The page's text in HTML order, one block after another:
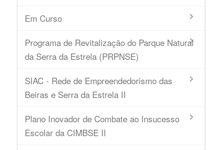
Em Curso
Programa de Revitalização do Parque Natural
da Serra da Estrela (PRPNSE)
SIAC - Rede de Empreendedorismo das
Beiras e Serra da Estrela II
Plano Inovador de Combate ao Insucesso
Escolar da CIMBSE II